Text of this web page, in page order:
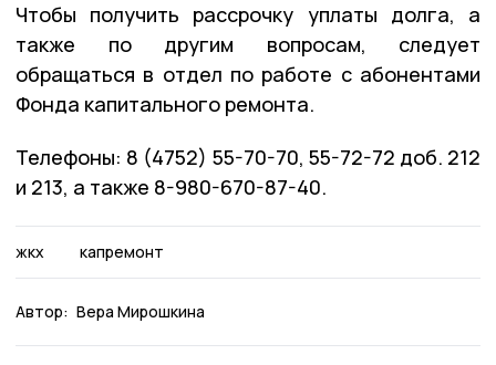
Чтобы получить рассрочку уплаты долга, а
также по другим вопросам, следует
обращаться в отдел по работе с абонентами
Фонда капитального ремонта.
Телефоны: 8 (4752) 55-70-70, 55-72-72 доб. 212
и 213, а также 8-980-670-87-40.
жкх капремонт
Автор: Вера Мирошкина